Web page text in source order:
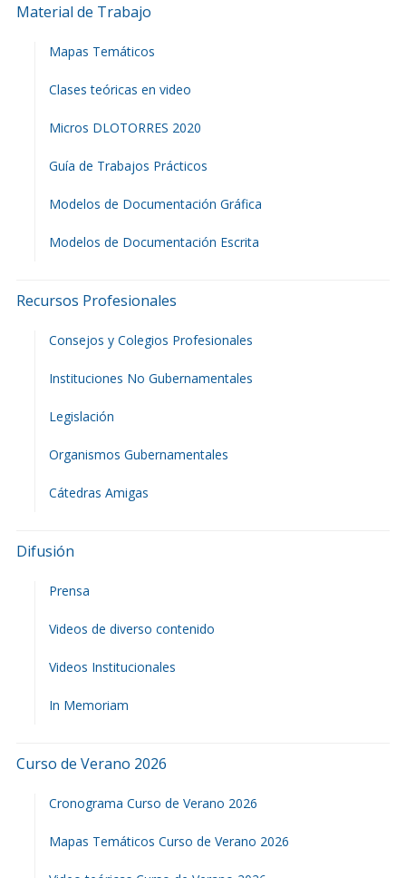
Material de Trabajo
Mapas Temáticos
Clases teóricas en video
Micros DLOTORRES 2020
Guía de Trabajos Prácticos
Modelos de Documentación Gráfica
Modelos de Documentación Escrita
Recursos Profesionales
Consejos y Colegios Profesionales
Instituciones No Gubernamentales
Legislación
Organismos Gubernamentales
Cátedras Amigas
Difusión
Prensa
Videos de diverso contenido
Videos Institucionales
In Memoriam
Curso de Verano 2026
Cronograma Curso de Verano 2026
Mapas Temáticos Curso de Verano 2026